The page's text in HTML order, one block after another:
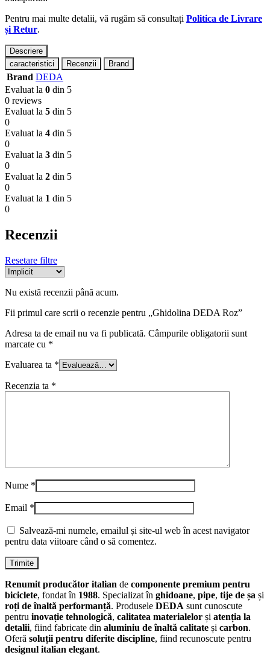
Pentru mai multe detalii, vă rugăm să consultați Politica de Livrare
și Retur.
Descriere
caracteristici
Recenzii Brand
Brand DEDA
Evaluat la 0 din 5
0 reviews
Evaluat la 5 din 5
0
Evaluat la 4 din 5
0
Evaluat la 3 din 5
0
Evaluat la 2 din 5
0
Evaluat la 1 din 5
0
Recenzii
Resetare filtre
Nu există recenzii până acum.
Fii primul care scrii o recenzie pentru „Ghidolina DEDA Roz”
Adresa ta de email nu va fi publicată. Câmpurile obligatorii sunt
marcate cu *
Evaluarea ta *
Recenzia ta *
Nume *
Email *
Salvează-mi numele, emailul și site-ul web în acest navigator
pentru data viitoare când o să comentez.
Renumit producător italian de componente premium pentru
biciclete, fondat în 1988. Specializat în ghidoane, pipe, tije de șa și
roți de înaltă performanță. Produsele DEDA sunt cunoscute
pentru inovație tehnologică, calitatea materialelor și atenția la
detalii, fiind fabricate din aluminiu de înaltă calitate și carbon.
Oferă soluții pentru diferite discipline, fiind recunoscute pentru
designul italian elegant.